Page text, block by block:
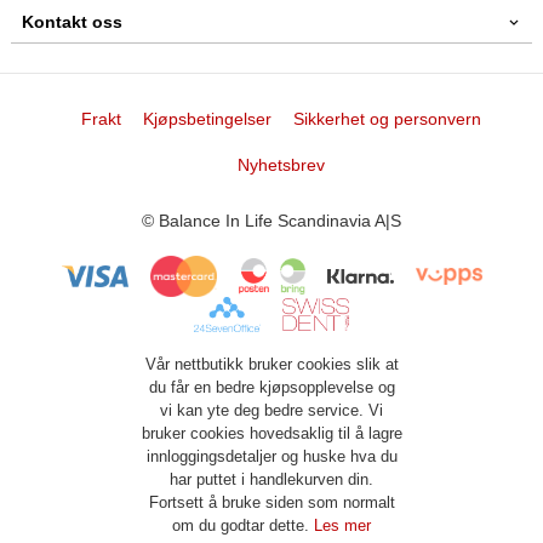
Kontakt oss
Frakt Kjøpsbetingelser Sikkerhet og personvern
Nyhetsbrev
© Balance In Life Scandinavia A|S
Vår nettbutikk bruker cookies slik at
du får en bedre kjøpsopplevelse og
vi kan yte deg bedre service. Vi
bruker cookies hovedsaklig til å lagre
innloggingsdetaljer og huske hva du
har puttet i handlekurven din.
Fortsett å bruke siden som normalt
om du godtar dette. Les mer